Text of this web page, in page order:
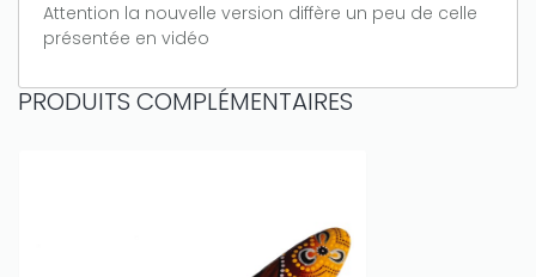
Attention la nouvelle version diffère un peu de celle
présentée en vidéo
PRODUITS COMPLÉMENTAIRES